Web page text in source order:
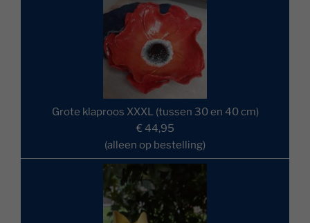
Grote klaproos XXXL (tussen 30 en 40 cm)
€ 44,95
(alleen op bestelling)